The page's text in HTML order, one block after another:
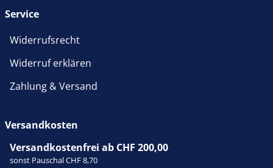
Service
Widerrufsrecht
Widerruf erklären
Zahlung & Versand
Versandkosten
Versandkostenfrei ab CHF 200,00
sonst Pauschal CHF 8,70